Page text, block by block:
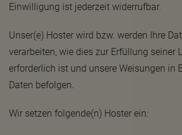
Einwilligung ist jederzeit widerrufbar.
Unser(e) Hoster wird bzw. werden Ihre
verarbeiten, wie dies zur Erfüllung seiner
erforderlich ist und unsere Weisungen in
Daten befolgen.
Wir setzen folgende(n) Hoster ein: